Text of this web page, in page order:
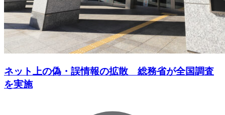
ネット上の偽・誤情報の拡散 総務省が全国調査
を実施